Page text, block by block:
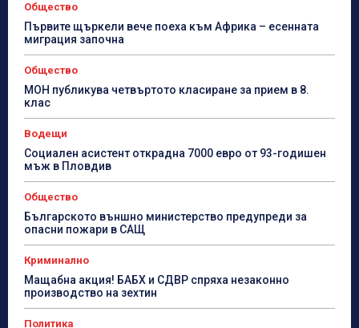
Общество
Първите щъркели вече поеха към Африка – есенната
миграция започна
Общество
МОН публикува четвъртото класиране за прием в 8.
клас
Водещи
Социален асистент открадна 7000 евро от 93-годишен
мъж в Пловдив
Общество
Българското външно министерство предупреди за
опасни пожари в САЩ
Криминално
Мащабна акция! БАБХ и СДВР спряха незаконно
производство на зехтин
Политика